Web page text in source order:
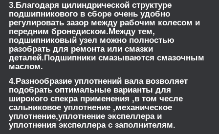
3.Благодаря цилиндрической структуре
подшипникового в сборе очень удобно
регулировать зазор между рабочим колесом и
передним бронедиском.Между тем,
подшипниковый узел можно полностью
разобрать для ремонта или смазки
деталей.Подшипники смазываются смазочным
маслом.
4.Разнообразие уплотнений вала возволяет
подобрать оптимальные варианты для
широкого спекра применения ,в том чесле
сальниковое уплотнение ,механическое
уплотнение,уплотнение экспеллера и
уплотнения экспеллера с заполнителям.